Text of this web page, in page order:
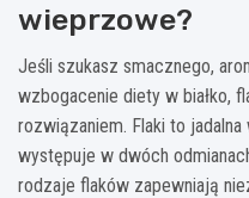
wieprzowe?
Jeśli szukasz smacznego,
wzbogacenie diety w białko,
rozwiązaniem. Flaki to
występuje w dwóch
rodzaje flaków zapewniają